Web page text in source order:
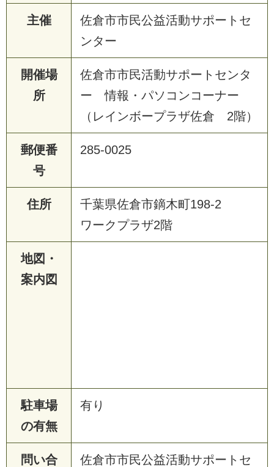
主催
佐倉市市民公益活動サポートセ
ンター
開催場
所
佐倉市市民活動サポートセンタ
ー 情報・パソコンコーナー
（レインボープラザ佐倉 2階）
郵便番
号
285-0025
住所
千葉県佐倉市鏑木町198-2
ワークプラザ2階
地図・
案内図
駐車場
の有無
有り
問い合
佐倉市市民公益活動サポートセ